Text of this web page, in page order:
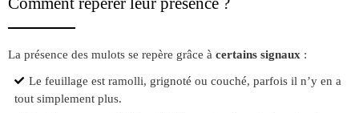
La présence des mulots se repère grâce à certains signaux :
Le feuillage est ramolli, grignoté ou couché, parfois il n’y en a
tout simplement plus.